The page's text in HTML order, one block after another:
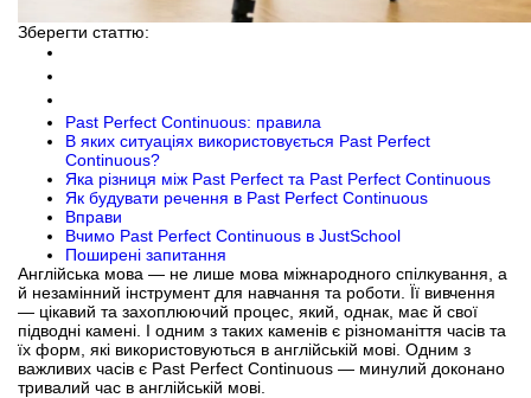
Зберегти статтю:
Past Perfect Continuous: правила
В яких ситуаціях використовується Past Perfect
Continuous?
Яка різниця між Past Perfect та Past Perfect Continuous
Як будувати речення в Past Perfect Continuous
Вправи
Вчимо Past Perfect Continuous в JustSchool
Поширені запитання
Англійська мова — не лише мова міжнародного спілкування, а
й незамінний інструмент для навчання та роботи. Її вивчення
— цікавий та захоплюючий процес, який, однак, має й свої
підводні камені. І одним з таких каменів є різноманіття часів та
їх форм, які використовуються в англійській мові. Одним з
важливих часів є Past Perfect Continuous — минулий доконано
тривалий час в англійській мові.